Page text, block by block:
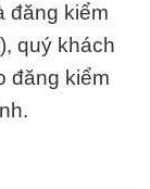
đăng kiểm
quý khách
đăng kiểm